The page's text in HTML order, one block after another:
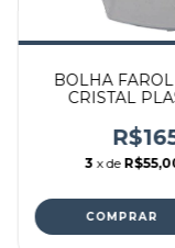
BOLHA
CRISTAL
3 x de